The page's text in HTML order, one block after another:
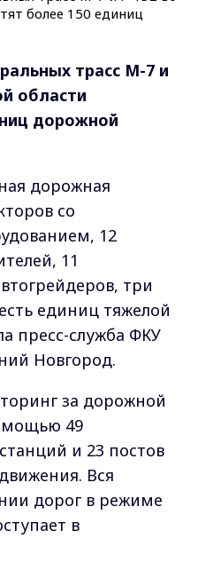
трасс М-7 и
области
дорожной
дорожная
со
12
11
три
единиц тяжелой
пресс-служба ФКУ
Новгород.
за дорожной
49
и 23 постов
Вся
дорог в режиме
в